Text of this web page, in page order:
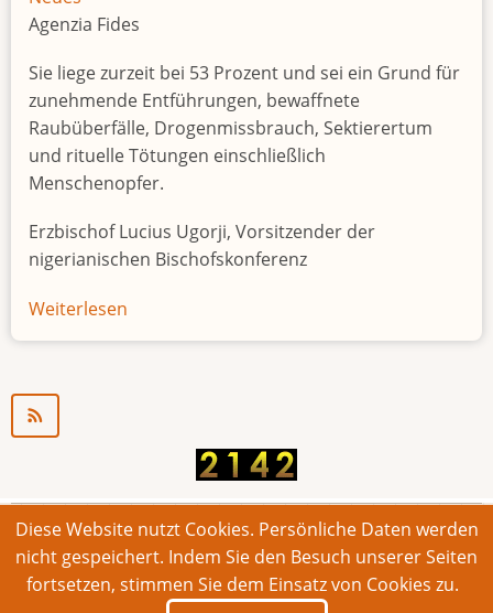
Agenzia Fides
Sie liege zurzeit bei 53 Prozent und sei ein Grund für
zunehmende Entführungen, bewaffnete
Raubüberfälle, Drogenmissbrauch, Sektierertum
und rituelle Tötungen einschließlich
Menschenopfer.
Erzbischof Lucius Ugorji, Vorsitzender der
nigerianischen Bischofskonferenz
Weiterlesen
Jugendarbeitslosigkeit
© 2026 Bonner Aufruf. Alle Rechte vorbehalten.
Footer
Impressum Kontakt Intern
Diese Website nutzt Cookies. Persönliche Daten werden
nicht gespeichert. Indem Sie den Besuch unserer Seiten
fortsetzen, stimmen Sie dem Einsatz von Cookies zu.